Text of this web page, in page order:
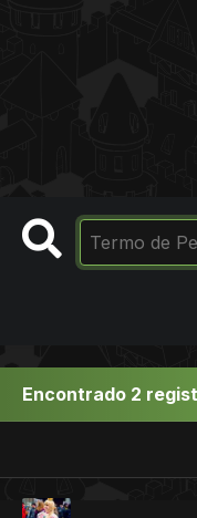
Encontrado 2